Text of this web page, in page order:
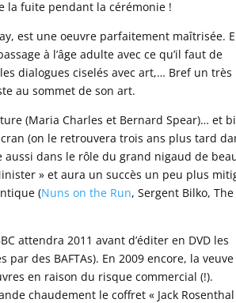
la fuite pendant la cérémonie !
est une oeuvre parfaitement maîtrisée.
à l’âge adulte avec ce qu’il faut de
dialogues ciselés avec art,… Bref un très
au sommet de son art.
(Maria Charles et Bernard Spear)… et
(on le retrouvera trois ans plus tard
aussi dans le rôle du grand nigaud de
» et aura un succès un peu plus
(Nuns on the Run, Sergent Bilko, The
attendra 2011 avant d’éditer en DVD les
des BAFTAs). En 2009 encore, la
en raison du risque commercial (!).
chaudement le coffret « Jack